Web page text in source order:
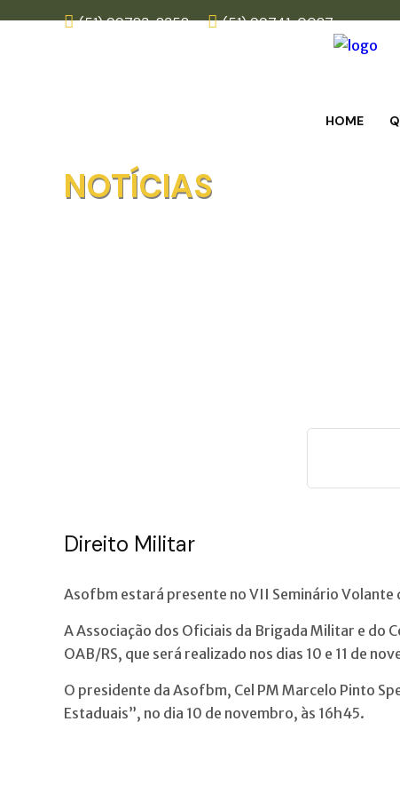
(51) 99783-8352 (51) 99741-0087
HOME
NOTÍCIAS
Direito Militar
Asofbm estará presente no VII Seminário Volante
A Associação dos Oficiais da Brigada Militar e do
OAB/RS, que será realizado nos dias 10 e 11 de
O presidente da Asofbm, Cel PM Marcelo Pinto
Estaduais”, no dia 10 de novembro, às 16h45.